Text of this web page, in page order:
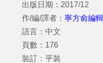
出版日期：2017/12
作/編/譯者： 寧方俞編輯
語言：中文
頁數：176
裝訂：平裝